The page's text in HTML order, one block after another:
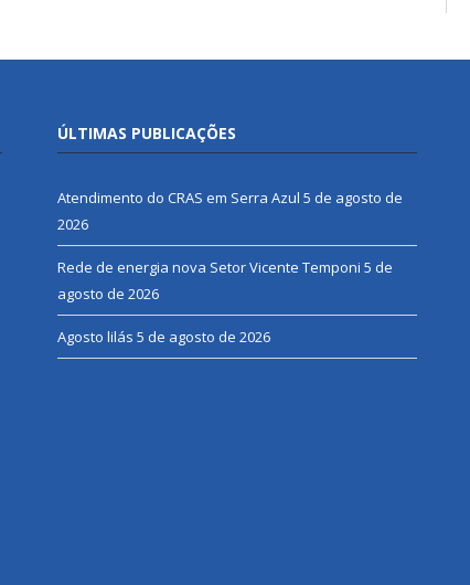
ÚLTIMAS PUBLICAÇÕES
Atendimento do CRAS em Serra Azul 5 de agosto de
2026
Rede de energia nova Setor Vicente Temponi 5 de
agosto de 2026
Agosto lilás 5 de agosto de 2026